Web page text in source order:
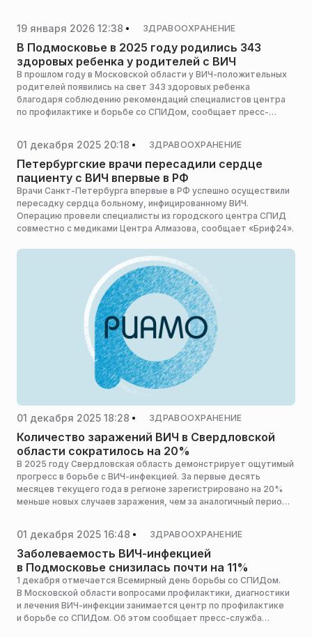
19 января 2026 12:38 ЗДРАВООХРАНЕНИЕ
В Подмосковье в 2025 году родились 343
здоровых ребенка у родителей с ВИЧ
В прошлом году в Московской области у ВИЧ-положительных
родителей появились на свет 343 здоровых ребенка
благодаря соблюдению рекомендаций специалистов центра
по профилактике и борьбе со СПИДом, сообщает пресс-
01 декабря 2025 20:18 ЗДРАВООХРАНЕНИЕ
Петербургские врачи пересадили сердце
пациенту с ВИЧ впервые в РФ
Врачи Санкт-Петербурга впервые в РФ успешно осуществили
пересадку сердца больному, инфицированному ВИЧ.
Операцию провели специалисты из городского центра СПИД
совместно с медиками Центра Алмазова, сообщает «Бриф24».
01 декабря 2025 18:28 ЗДРАВООХРАНЕНИЕ
Количество заражений ВИЧ в Свердловской
области сократилось на 20%
В 2025 году Свердловская область демонстрирует ощутимый
прогресс в борьбе с ВИЧ-инфекцией. За первые десять
месяцев текущего года в регионе зарегистрировано на 20%
меньше новых случаев заражения, чем за аналогичный период
01 декабря 2025 16:48 ЗДРАВООХРАНЕНИЕ
Заболеваемость ВИЧ-инфекцией
в Подмосковье снизилась почти на 11%
1 декабря отмечается Всемирный день борьбы со СПИДом.
В Московской области вопросами профилактики, диагностики
и лечения ВИЧ-инфекции занимается центр по профилактике
и борьбе со СПИДом. Об этом сообщает пресс-служба